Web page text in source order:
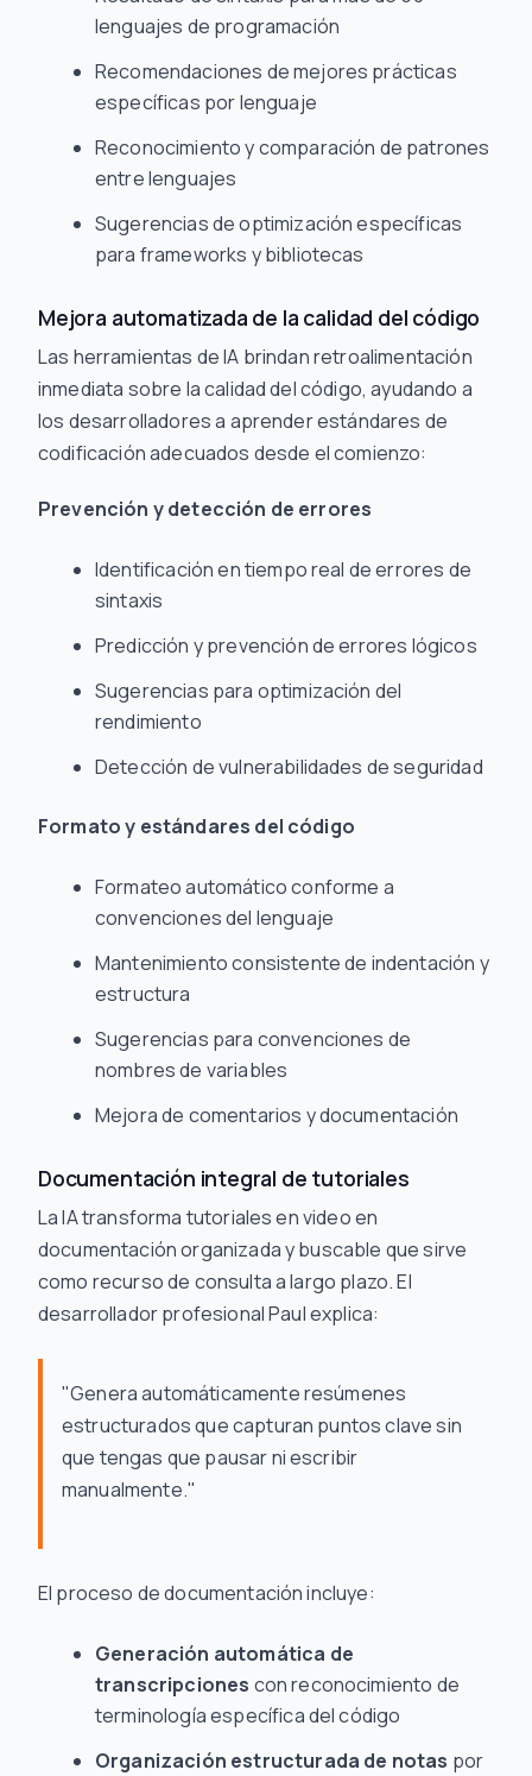
lenguajes de programación
Recomendaciones de mejores prácticas
específicas por lenguaje
Reconocimiento y comparación de patrones
entre lenguajes
Sugerencias de optimización específicas
para frameworks y bibliotecas
Mejora automatizada de la calidad del código
Las herramientas de IA brindan retroalimentación
inmediata sobre la calidad del código, ayudando a
los desarrolladores a aprender estándares de
codificación adecuados desde el comienzo:
Prevención y detección de errores
Identificación en tiempo real de errores de
sintaxis
Predicción y prevención de errores lógicos
Sugerencias para optimización del
rendimiento
Detección de vulnerabilidades de seguridad
Formato y estándares del código
Formateo automático conforme a
convenciones del lenguaje
Mantenimiento consistente de indentación y
estructura
Sugerencias para convenciones de
nombres de variables
Mejora de comentarios y documentación
Documentación integral de tutoriales
La IA transforma tutoriales en video en
documentación organizada y buscable que sirve
como recurso de consulta a largo plazo. El
desarrollador profesional Paul explica:
"Genera automáticamente resúmenes
estructurados que capturan puntos clave sin
que tengas que pausar ni escribir
manualmente."
El proceso de documentación incluye:
Generación automática de
transcripciones con reconocimiento de
terminología específica del código
Organización estructurada de notas por